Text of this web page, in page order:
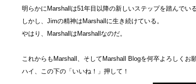
明らかにMarshallは51年目以降の新しいステップを踏んでいる
しかし、Jimの精神はMarshallに生き続けている。
やはり、MarshallはMarshallなのだ。
これからもMarshall、そしてMarshall Blogを何卒よろしくお
ハイ、この下の「いいね！」押して！